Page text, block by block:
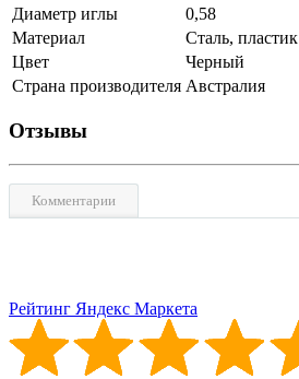
Диаметр иглы
0,58
Материал
Сталь, пластик
Цвет
Черный
Страна производителя Австралия
Отзывы
Комментарии
Рейтинг Яндекс Маркета